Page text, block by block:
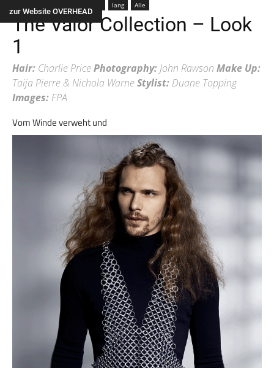
zur Website OVERHEAD
lang Alle
The Valor Collection – Look
1
Hair: Charlie PricePhotography: John Rawson Make Up:
Taija Pierre & Nichola WarneStylist: Duane Topping
Images: FPA
Vom Winde verweht und